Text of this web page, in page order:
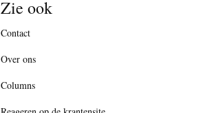
Zie ook
Contact
Over ons
Columns